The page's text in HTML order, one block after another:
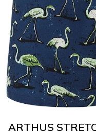
ARTHUS